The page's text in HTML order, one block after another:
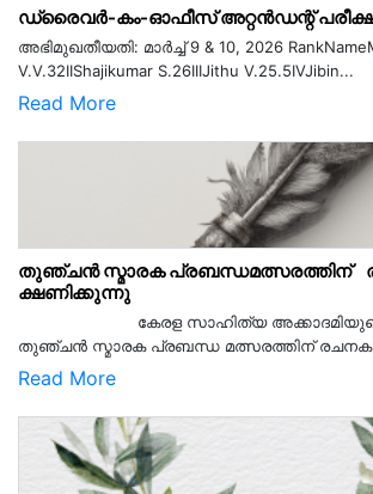
ഡ്രൈവർ-കം-ഓഫീസ് അറ്റൻഡന്റ്
അഭിമുഖതീയതി: മാർച്ച് 9 & 10, 2026
V.V.32IIShajikumar S.26IIIJithu V.25.5IVJibin...
Read More
തുഞ്ചൻ സ്മാരക പ്രബന്ധമത്സരത്തിന്
ക്ഷണിക്കുന്നു
കേരള സാഹിത്യ അക്കാദമിയുടെ
തുഞ്ചൻ സ്മാരക പ്രബന്ധ മത്സരത്തിന്
Read More